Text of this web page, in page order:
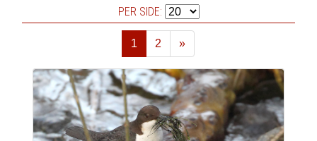
PER SIDE:
1 2
»
Næste